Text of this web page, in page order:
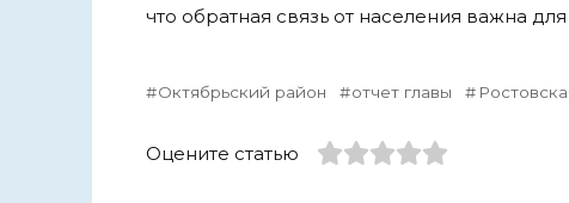
что обратная связь от населения важна
Октябрьский район отчет главы
Оцените статью